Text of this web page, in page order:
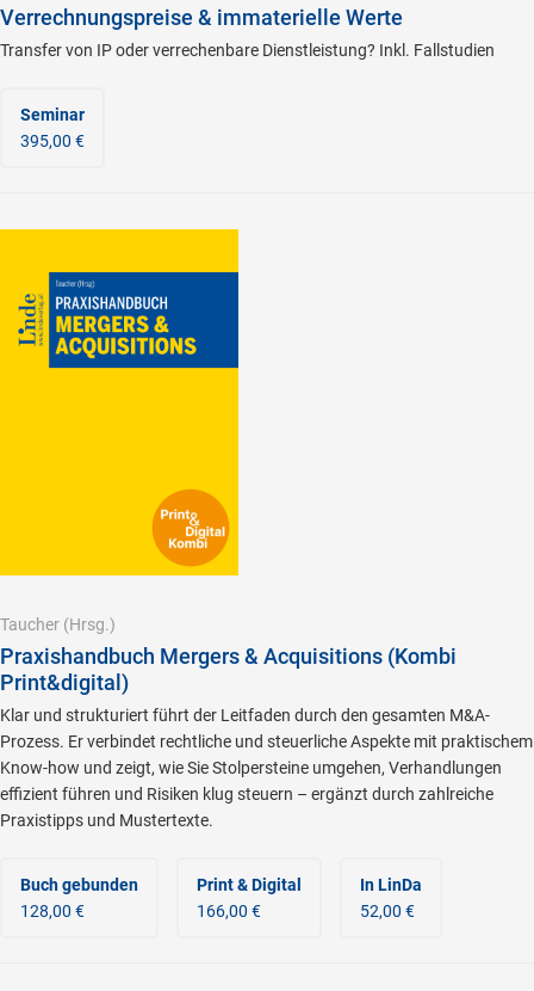
Verrechnungspreise & immaterielle Werte
Transfer von IP oder verrechenbare Dienstleistung? Inkl. Fallstudien
Seminar
395,00 €
Taucher (Hrsg.)
Praxishandbuch Mergers & Acquisitions (Kombi
Print&digital)
Klar und strukturiert führt der Leitfaden durch den gesamten M&A-
Prozess. Er verbindet rechtliche und steuerliche Aspekte mit praktischem
Know-how und zeigt, wie Sie Stolpersteine umgehen, Verhandlungen
effizient führen und Risiken klug steuern – ergänzt durch zahlreiche
Praxistipps und Mustertexte.
Buch gebunden
128,00 €
Print & Digital
166,00 €
In LinDa
52,00 €